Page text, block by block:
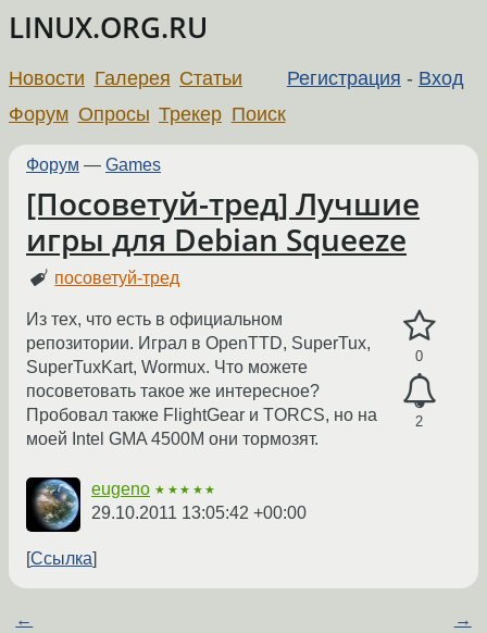
LINUX.ORG.RU
Регистрация - Вход
Новости Галерея Статьи
Форум Опросы Трекер Поиск
Форум — Games
[Посоветуй-тред] Лучшие
игры для Debian Squeeze
посоветуй-тред
0
2
Из тех, что есть в официальном
репозитории. Играл в OpenTTD, SuperTux,
SuperTuxKart, Wormux. Что можете
посоветовать такое же интересное?
Пробовал также FlightGear и TORCS, но на
моей Intel GMA 4500M они тормозят.
eugeno ★★★★★
29.10.2011 13:05:42 +00:00
Ссылка
← →